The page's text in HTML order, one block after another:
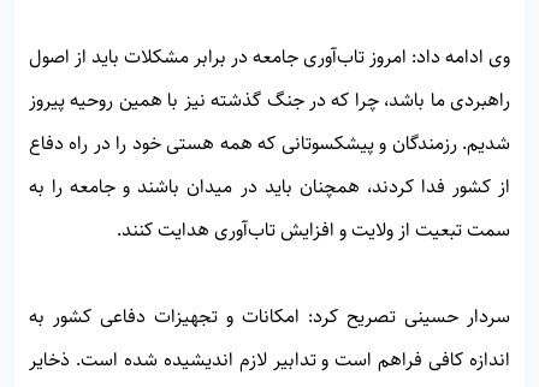
وی ادامه داد: امروز تاب‌آوری جامعه در برابر مشکلات باید از اصول
راهبردی ما باشد، چرا که در جنگ گذشته نیز با همین روحیه پیروز
شدیم. رزمندگان و پیشکسوتانی که همه هستی خود را در راه دفاع
از کشور فدا کردند، همچنان باید در میدان باشند و جامعه را به
سمت تبعیت از ولایت و افزایش تاب‌آوری هدایت کنند.
سردار حسینی تصریح کرد: امکانات و تجهیزات دفاعی کشور به
اندازه کافی فراهم است و تدابیر لازم اندیشیده شده است. ذخایر